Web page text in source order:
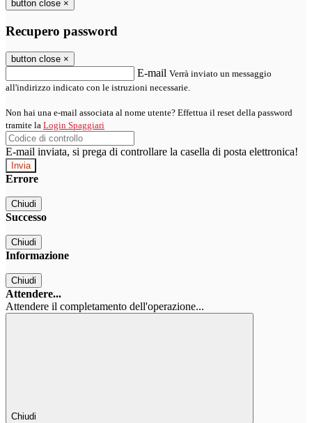
button close ×
Recupero password
button close ×
E-mail Verrà inviato un messaggio
all'indirizzo indicato con le istruzioni necessarie.
Non hai una e-mail associata al nome utente? Effettua il reset della password
tramite la Login Spaggiari
E-mail inviata, si prega di controllare la casella di posta elettronica!
Errore
Chiudi
Successo
Chiudi
Informazione
Chiudi
Attendere...
Attendere il completamento dell'operazione...
Chiudi